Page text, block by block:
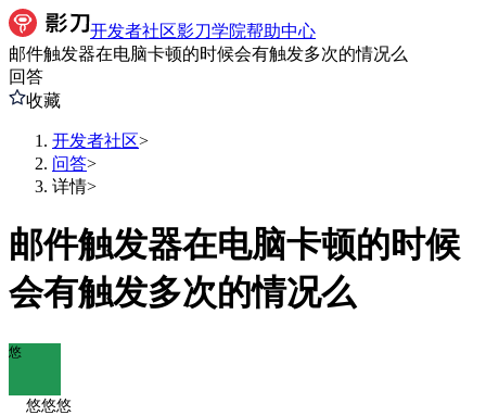
开发者社区影刀学院帮助中心
邮件触发器在电脑卡顿的时候会有触发多次的情况么
回答
收藏
开发者社区>
问答>
详情>
邮件触发器在电脑卡顿的时候
会有触发多次的情况么
悠
悠悠悠